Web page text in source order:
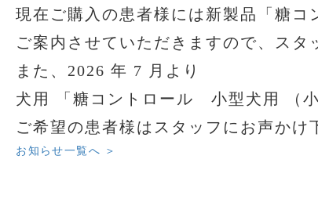
現在ご購入の患者様には新製品「糖コ
ご案内させていただきますので、スタ
また、2026 年 7 月より
犬用 「糖コントロール 小型犬用 （
ご希望の患者様はスタッフにお声かけ
お知らせ一覧へ ＞